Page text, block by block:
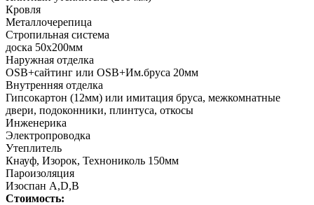
Кровля
Металлочерепица
Стропильная система
доска 50х200мм
Наружная отделка
OSB+сайтинг или OSB+Им.бруса 20мм
Внутренняя отделка
Гипсокартон (12мм) или имитация бруса, межкомнатные
двери, подоконники, плинтуса, откосы
Инженерика
Электропроводка
Утеплитель
Кнауф, Изорок, Технониколь 150мм
Пароизоляция
Изоспан A,D,B
Стоимость: